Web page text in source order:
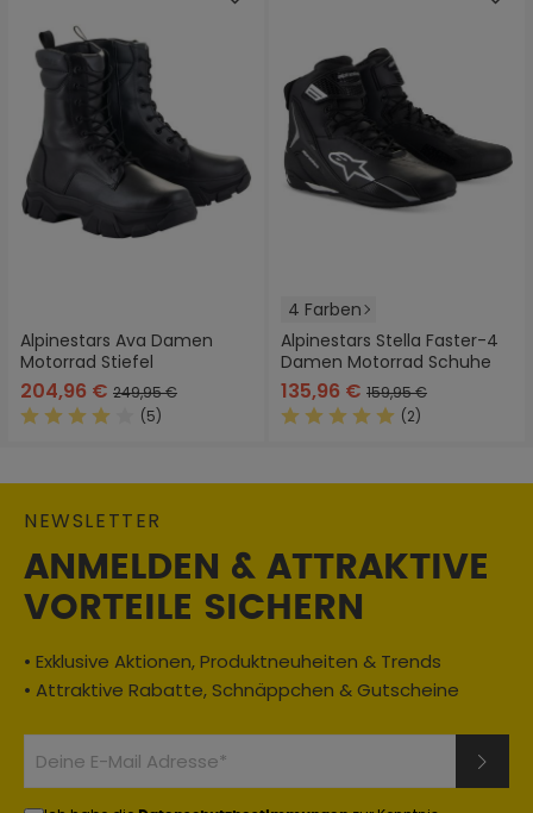
Alpinestars Ava Damen
Motorrad Stiefel
204,96 € 249,95 €
(5)
4 Farben
Alpinestars Stella Faster-4
Damen Motorrad Schuhe
135,96 € 159,95 €
(2)
NEWSLETTER
ANMELDEN & ATTRAKTIVE
VORTEILE SICHERN
• Exklusive Aktionen, Produktneuheiten & Trends
• Attraktive Rabatte, Schnäppchen & Gutscheine